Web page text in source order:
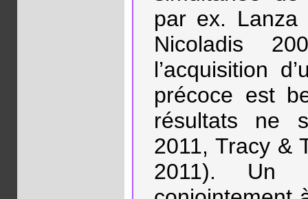
par ex. Lanza
Nicoladis
l’acquisition
précoce est
résultats ne
2011, Tracy &
2011). Un